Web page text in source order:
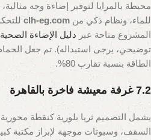
محيطة بالمرايا لتوفير إضاءة وجه
للماء، ونظام ذكي من clh-eg.com
المشروع متاحة عبر دليل الإضاءة
توضيحي، يرجى استبداله). تم جعل
الطاقة بنسبة تقارب 80%.
7.2 غرفة معيشة فاخرة بالقاهرة
يشمل التصميم ثريا بلورية كنقطة
السقف، وسبوتات موجهة لإبراز مكتبة